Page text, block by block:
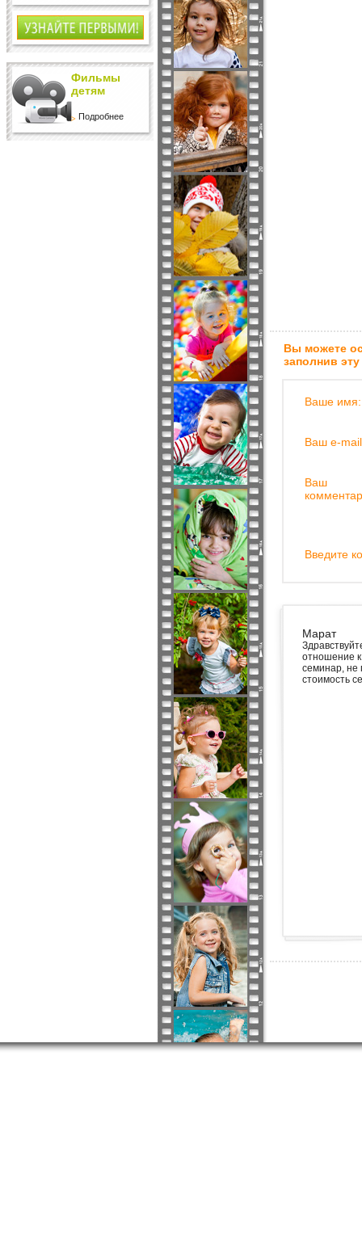
Фильмы
детям
Подробнее
Вы можете
заполнив
Ваше имя:
Ваш e-
Ваш
Введите
Марат
отношение
семинар, не
стоимость